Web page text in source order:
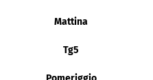
Mattina
Tg5